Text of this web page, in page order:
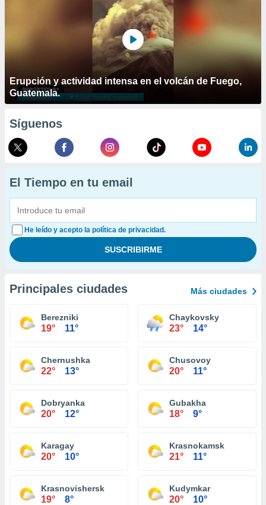
Erupción y actividad intensa en el volcán de Fuego,
Guatemala.
Síguenos
El Tiempo en tu email
He leído y acepto la política de privacidad.
Principales ciudades Más ciudades
Berezniki
19° 11°
Chaykovsky
23° 14°
Chernushka
22° 13°
Chusovoy
20° 11°
Dobryanka
20° 12°
Gubakha
18° 9°
Karagay
20° 10°
Krasnokamsk
21° 11°
Krasnovishersk
19° 8°
Kudymkar
20° 10°